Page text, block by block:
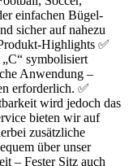
einfachen Bügel-
sicher auf nahezu
Highlights ✅
symbolisiert
Anwendung –
erforderlich. ✅
wird jedoch das
bieten wir auf
zusätzliche
über unser
– Fester Sitz auch